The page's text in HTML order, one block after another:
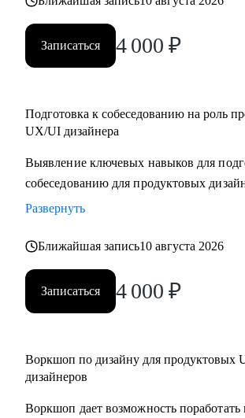
Записаться 4 000 ₽
Подготовка к собеседованию на роль
UX/UI дизайнера
Выявление ключевых навыков для
собеседованию для продуктовых
Развернуть
Ближайшая запись10 августа 2026
Записаться 4 000 ₽
Воркшоп по дизайну для продуктовых
дизайнеров
Воркшоп дает возможность поработать